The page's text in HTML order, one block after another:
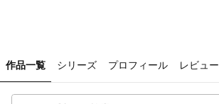
作品一覧 シリーズ プロフィール レビュー